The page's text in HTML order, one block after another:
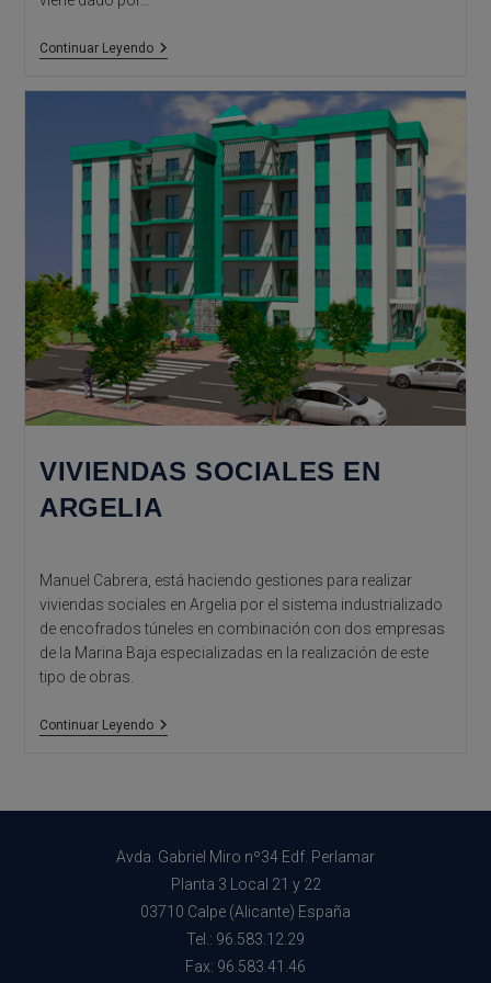
Continuar LeyendoEstudio
Alicante:
Aislamiento
Óptimo
VIVIENDAS SOCIALES EN
ARGELIA
Manuel Cabrera, está haciendo gestiones para realizar
viviendas sociales en Argelia por el sistema industrializado
de encofrados túneles en combinación con dos empresas
de la Marina Baja especializadas en la realización de este
tipo de obras.
Continuar LeyendoVIVIENDAS
Avda. Gabriel Miro nº34 Edf. Perlamar
Planta 3 Local 21 y 22
03710 Calpe (Alicante) España
Tel.: 96.583.12.29
Fax: 96.583.41.46